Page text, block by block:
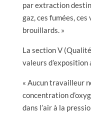
par extraction
gaz, ces fumées,
brouillards. »
La section V
valeurs d’exposition
« Aucun travailleur
concentration
dans l’air à la